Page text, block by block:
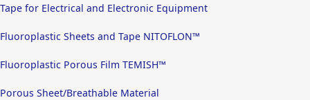
Tape for Electrical and Electronic Equipment
Fluoroplastic Sheets and Tape NITOFLON™
Fluoroplastic Porous Film TEMISH™
Porous Sheet/Breathable Material